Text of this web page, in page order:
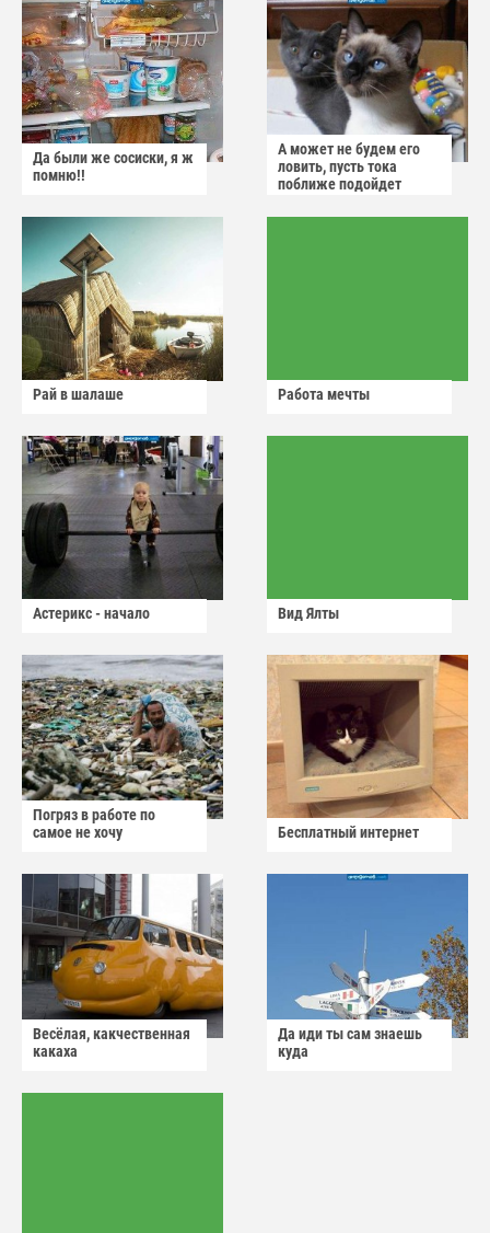
Да были же сосиски, я ж
помню!!
А может не будем его
ловить, пусть тока
поближе подойдет
Рай в шалаше Работа мечты
Астерикс - начало Вид Ялты
Погряз в работе по
самое не хочу
Бесплатный интернет
Весёлая, какчественная
какаха
Да иди ты сам знаешь
куда